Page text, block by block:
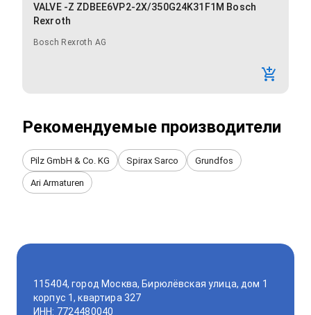
VALVE -Z ZDBEE6VP2-2X/350G24K31F1M Bosch
Rexroth
Bosch Rexroth AG
Рекомендуемые производители
Pilz GmbH & Co. KG Spirax Sarco Grundfos
Ari Armaturen
115404, город Москва, Бирюлёвская улица, дом 1
корпус 1, квартира 327
ИНН: 7724480040